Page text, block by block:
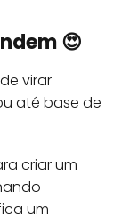
😍
virar
até base de
criar um
um